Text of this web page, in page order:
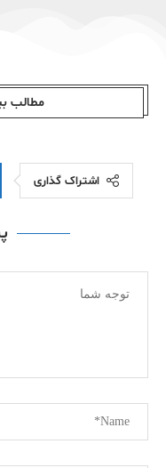
مطالب
اشتراک گذاری